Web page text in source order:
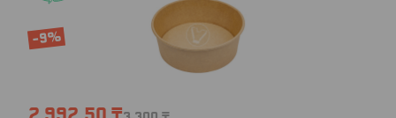
-9%
2 992.50 ₸